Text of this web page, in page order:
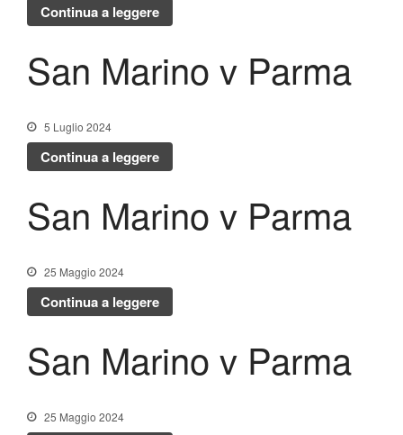
Continua a leggere
San Marino v Parma
5 Luglio 2024
Continua a leggere
San Marino v Parma
25 Maggio 2024
Continua a leggere
San Marino v Parma
25 Maggio 2024